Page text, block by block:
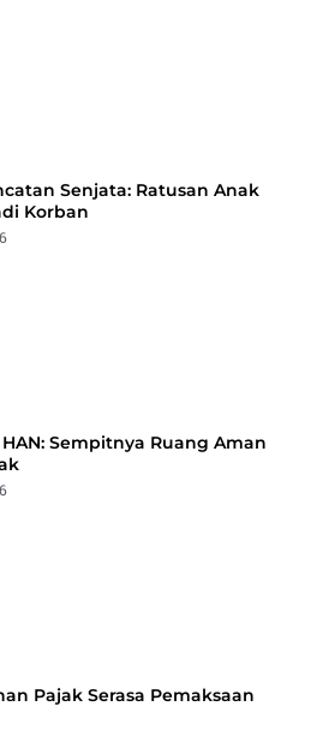
Senjata: Ratusan Anak
Korban
Sempitnya Ruang Aman
Pajak Serasa Pemaksaan